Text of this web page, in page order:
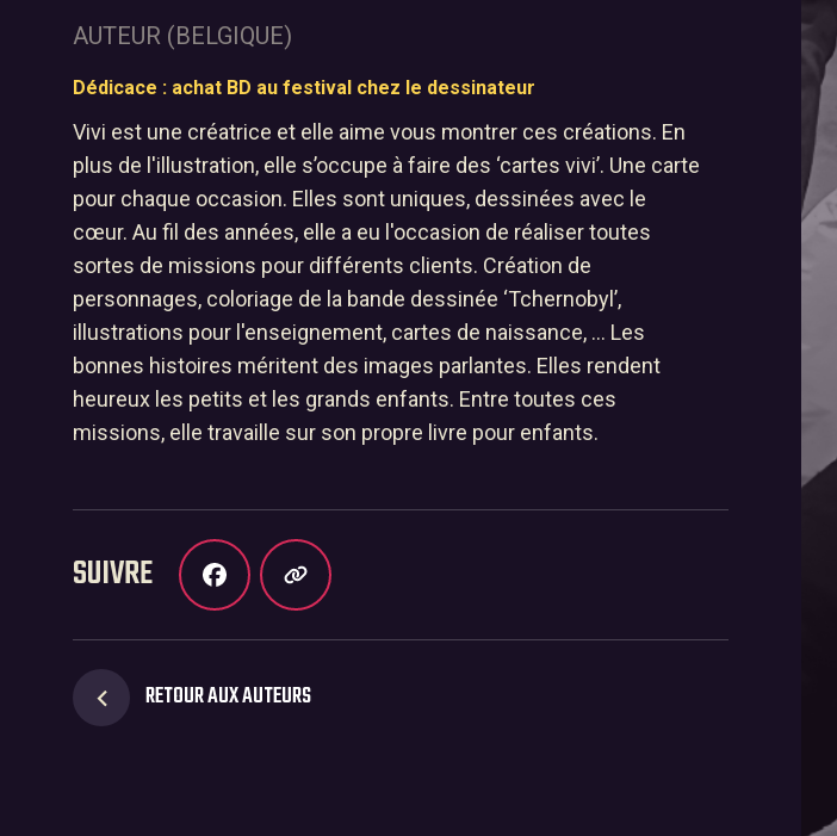
01 Accueil
02 Le festival BD Fly
03 Archives
04 Nous contacter
AUTEUR (BELGIQUE)
Dédicace : achat BD au festival chez le dessinateur
Vivi est une créatrice et elle aime vous montrer ces créations. En
plus de l'illustration, elle s’occupe à faire des ‘cartes vivi’. Une carte
pour chaque occasion. Elles sont uniques, dessinées avec le
cœur. Au fil des années, elle a eu l'occasion de réaliser toutes
sortes de missions pour différents clients. Création de
personnages, coloriage de la bande dessinée ‘Tchernobyl’,
illustrations pour l'enseignement, cartes de naissance, ... Les
bonnes histoires méritent des images parlantes. Elles rendent
heureux les petits et les grands enfants. Entre toutes ces
missions, elle travaille sur son propre livre pour enfants.
SUIVRE
RETOUR AUX AUTEURS